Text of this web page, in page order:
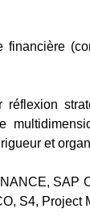
financière
réflexion
et
SAP
S4, Project